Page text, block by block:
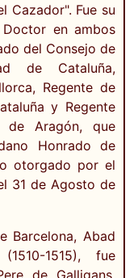
Cazador". Fue su
en ambos
del Consejo de
de Cataluña,
Regente de
y Regente
de Aragón, que
Honrado de
otorgado por el
31 de Agosto de
Barcelona, Abad
1515), fue
de Galligans,